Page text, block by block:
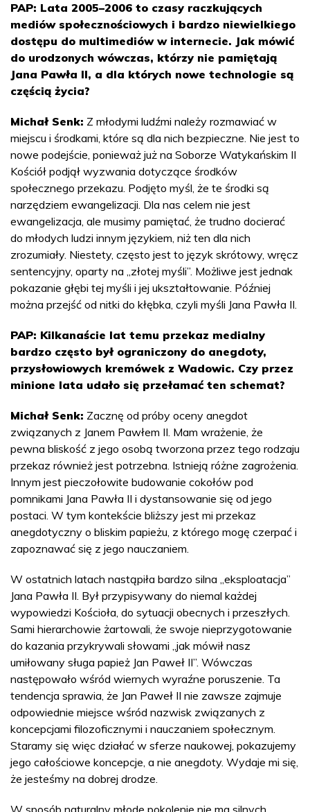
PAP: Lata 2005–2006 to czasy raczkujących
mediów społecznościowych i bardzo niewielkiego
dostępu do multimediów w internecie. Jak mówić
do urodzonych wówczas, którzy nie pamiętają
Jana Pawła II, a dla których nowe technologie są
częścią życia?
Michał Senk: Z młodymi ludźmi należy rozmawiać w
miejscu i środkami, które są dla nich bezpieczne. Nie jest to
nowe podejście, ponieważ już na Soborze Watykańskim II
Kościół podjął wyzwania dotyczące środków
społecznego przekazu. Podjęto myśl, że te środki są
narzędziem ewangelizacji. Dla nas celem nie jest
ewangelizacja, ale musimy pamiętać, że trudno docierać
do młodych ludzi innym językiem, niż ten dla nich
zrozumiały. Niestety, często jest to język skrótowy, wręcz
sentencyjny, oparty na „złotej myśli”. Możliwe jest jednak
pokazanie głębi tej myśli i jej ukształtowanie. Później
można przejść od nitki do kłębka, czyli myśli Jana Pawła II.
PAP: Kilkanaście lat temu przekaz medialny
bardzo często był ograniczony do anegdoty,
przysłowiowych kremówek z Wadowic. Czy przez
minione lata udało się przełamać ten schemat?
Michał Senk: Zacznę od próby oceny anegdot
związanych z Janem Pawłem II. Mam wrażenie, że
pewna bliskość z jego osobą tworzona przez tego rodzaju
przekaz również jest potrzebna. Istnieją różne zagrożenia.
Innym jest pieczołowite budowanie cokołów pod
pomnikami Jana Pawła II i dystansowanie się od jego
postaci. W tym kontekście bliższy jest mi przekaz
anegdotyczny o bliskim papieżu, z którego mogę czerpać i
zapoznawać się z jego nauczaniem.
W ostatnich latach nastąpiła bardzo silna „eksploatacja”
Jana Pawła II. Był przypisywany do niemal każdej
wypowiedzi Kościoła, do sytuacji obecnych i przeszłych.
Sami hierarchowie żartowali, że swoje nieprzygotowanie
do kazania przykrywali słowami „jak mówił nasz
umiłowany sługa papież Jan Paweł II”. Wówczas
następowało wśród wiernych wyraźne poruszenie. Ta
tendencja sprawia, że Jan Paweł II nie zawsze zajmuje
odpowiednie miejsce wśród nazwisk związanych z
koncepcjami filozoficznymi i nauczaniem społecznym.
Staramy się więc działać w sferze naukowej, pokazujemy
jego całościowe koncepcje, a nie anegdoty. Wydaje mi się,
że jesteśmy na dobrej drodze.